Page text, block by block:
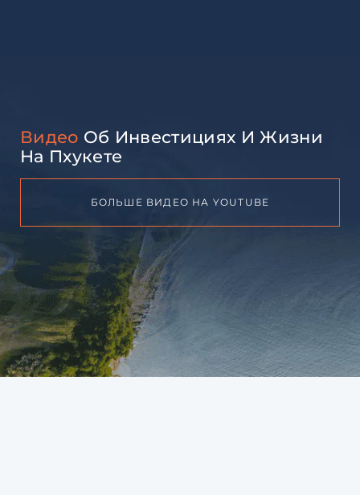
Видео Об Инвестициях И Жизни
На Пхукете
БОЛЬШЕ ВИДЕО НА YOUTUBE